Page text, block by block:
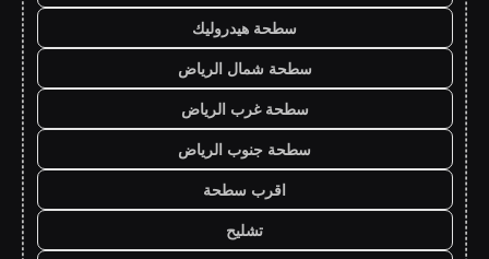
سطحة هيدروليك
سطحة شمال الرياض
سطحة غرب الرياض
سطحة جنوب الرياض
اقرب سطحة
تشليح